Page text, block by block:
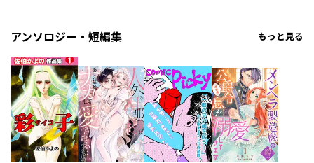
アンソロジー・短編集 もっと見る